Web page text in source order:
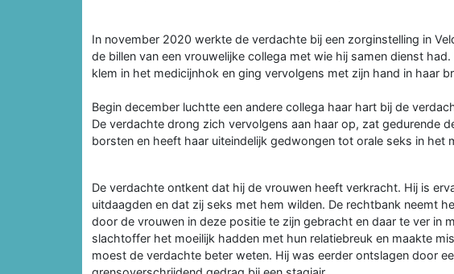
In november 2020 werkte de verdachte bij een zorginstelling in
de billen van een vrouwelijke collega met wie hij samen dienst
klem in het medicijnhok en ging vervolgens met zijn hand in haar
Begin december luchtte een andere collega haar hart bij de
De verdachte drong zich vervolgens aan haar op, zat gedurende
borsten en heeft haar uiteindelijk gedwongen tot orale seks in het
De verdachte ontkent dat hij de vrouwen heeft verkracht. Hij is
uitdaagden en dat zij seks met hem wilden. De rechtbank neemt
door de vrouwen in deze positie te zijn gebracht en daar te ver in
slachtoffer het moeilijk hadden met hun relatiebreuk en maakte
moest de verdachte beter weten. Hij was eerder ontslagen door